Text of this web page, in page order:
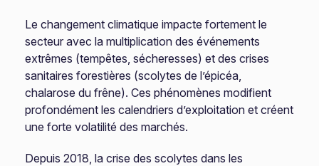
Le changement climatique impacte fortement le
secteur avec la multiplication des événements
extrêmes (tempêtes, sécheresses) et des crises
sanitaires forestières (scolytes de l’épicéa,
chalarose du frêne). Ces phénomènes modifient
profondément les calendriers d’exploitation et créent
une forte volatilité des marchés.
Depuis 2018, la crise des scolytes dans les